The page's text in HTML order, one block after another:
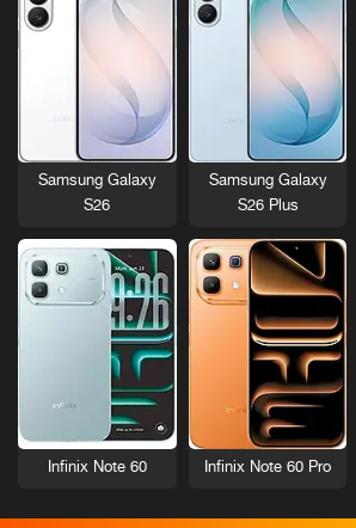
Samsung Galaxy
S26 Plus
Samsung Galaxy
S26
Infinix Note 60 Pro
Infinix Note 60